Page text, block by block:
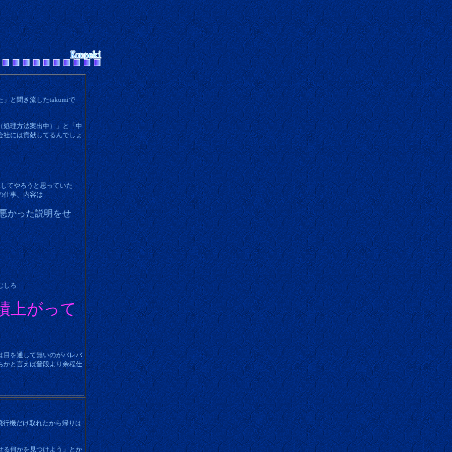
と聞き流したtakumiで
処理方法案出中）」と「中
社には貢献してるんでしょ
てやろうと思っていた
仕事、内容は
かった説明をせ
しろ
上がって
目を通して無いのがバレバ
かと言えば普段より余程仕
行機だけ取れたから帰りは
る何かを見つけよう」とか